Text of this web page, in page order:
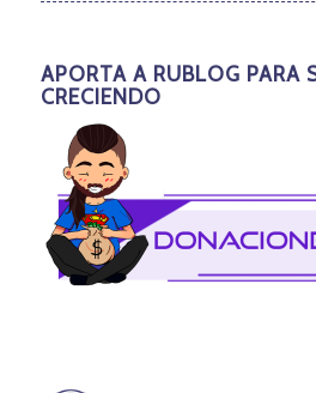
APORTA A RUBLOG PARA
CRECIENDO